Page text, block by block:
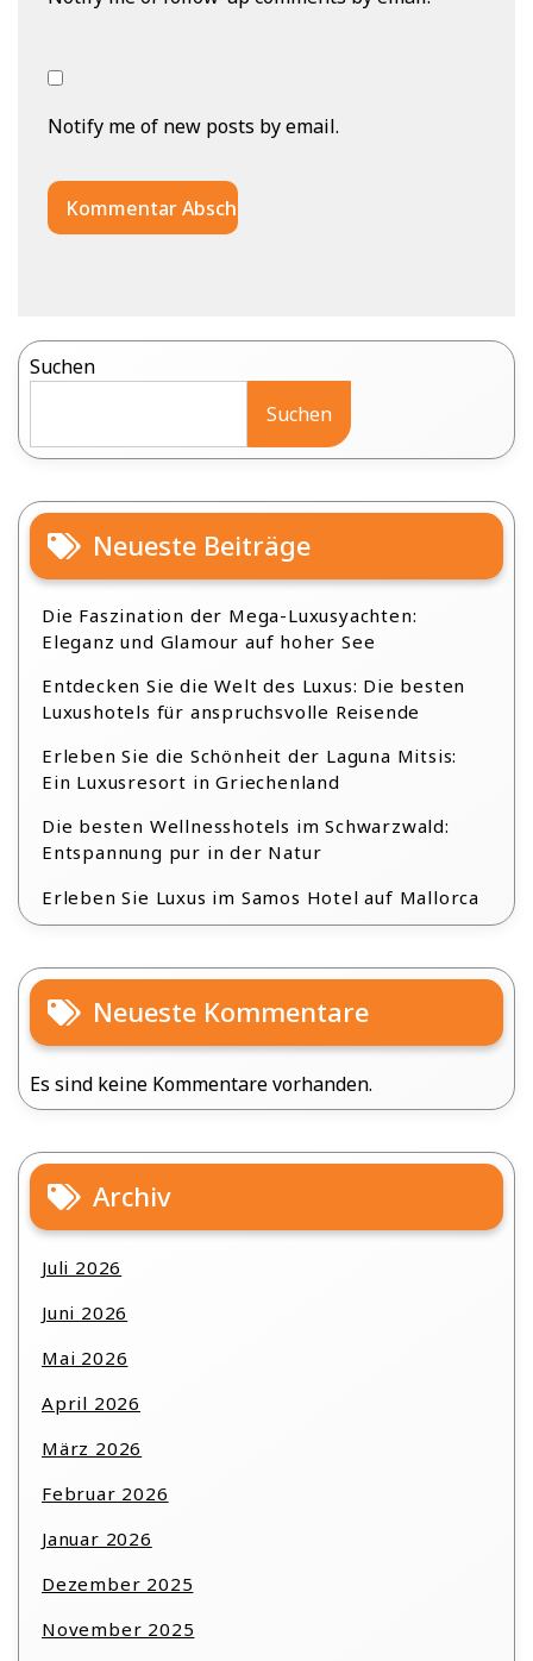
Notify me of new posts by email.
Suchen
Suchen
Neueste Beiträge
Die Faszination der Mega-Luxusyachten:
Eleganz und Glamour auf hoher See
Entdecken Sie die Welt des Luxus: Die besten
Luxushotels für anspruchsvolle Reisende
Erleben Sie die Schönheit der Laguna Mitsis:
Ein Luxusresort in Griechenland
Die besten Wellnesshotels im Schwarzwald:
Entspannung pur in der Natur
Erleben Sie Luxus im Samos Hotel auf Mallorca
Neueste Kommentare
Es sind keine Kommentare vorhanden.
Archiv
Juli 2026
Juni 2026
Mai 2026
April 2026
März 2026
Februar 2026
Januar 2026
Dezember 2025
November 2025